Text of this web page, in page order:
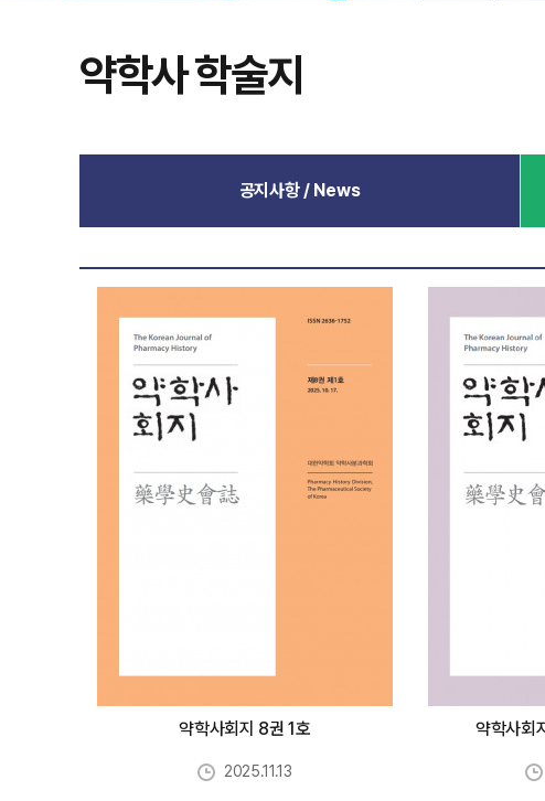
약학사 학술지
공지사항 / News
약학사회지 8권 1호
2025.11.13
약학사회